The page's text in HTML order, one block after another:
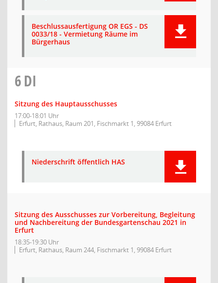
Beschlussausfertigung OR EGS - DS
0033/18 - Vermietung Räume im
Bürgerhaus
6DI
Sitzung des Hauptausschusses
17:00-18:01 Uhr
Erfurt, Rathaus, Raum 201, Fischmarkt 1, 99084 Erfurt
Niederschrift öffentlich HAS
Sitzung des Ausschusses zur Vorbereitung, Begleitung
und Nachbereitung der Bundesgartenschau 2021 in
Erfurt
18:35-19:30 Uhr
Erfurt, Rathaus, Raum 244, Fischmarkt 1, 99084 Erfurt